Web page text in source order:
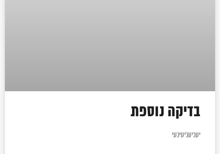
בדיקה נוספת
יעכיעכיעיכעי